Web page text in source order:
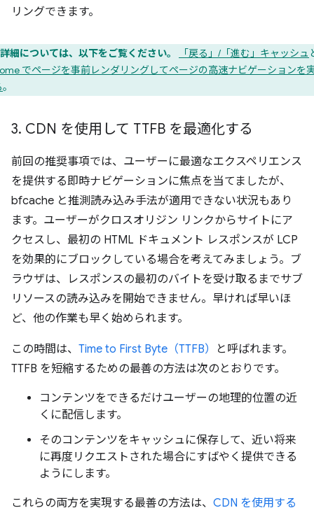
リングできます。
詳細については、以下をご覧ください。 「戻る」/「進む」キャッシュ
でページを事前レンダリングしてページの高速ナビゲーションを
。
3. CDN を使用して TTFB を最適化する
前回の推奨事項では、ユーザーに最適なエクスペリエンス
を提供する即時ナビゲーションに焦点を当てましたが、
bfcache と推測読み込み手法が適用できない状況もあり
ます。ユーザーがクロスオリジン リンクからサイトにア
クセスし、最初の HTML ドキュメント レスポンスが LCP
を効果的にブロックしている場合を考えてみましょう。ブ
ラウザは、レスポンスの最初のバイトを受け取るまでサブ
リソースの読み込みを開始できません。早ければ早いほ
ど、他の作業も早く始められます。
この時間は、 Time to First Byte（TTFB）
と呼ばれます。
TTFB を短縮するための最善の方法は次のとおりです。
コンテンツをできるだけユーザーの地理的位置の近
くに配信します。
そのコンテンツをキャッシュに保存して、近い将来
に再度リクエストされた場合にすばやく提供できる
ようにします。
これらの両方を実現する最善の方法は、 CDN を使用する